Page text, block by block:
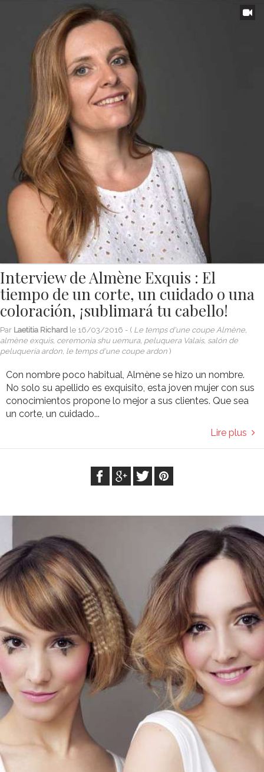
Interview de Almène Exquis : El
tiempo de un corte, un cuidado o una
coloración, ¡sublimará tu cabello!
Par Laetitia Richard le 16/03/2016 - ( Le temps d'une coupe Almène,
almène exquis, ceremonia shu uemura, peluquera Valais, salón de
peluquería ardon, le temps d'une coupe ardon )
Con nombre poco habitual, Almène se hizo un nombre.
No solo su apellido es exquisito, esta joven mujer con sus
conocimientos propone lo mejor a sus clientes. Que sea
un corte, un cuidado...
Lire plus